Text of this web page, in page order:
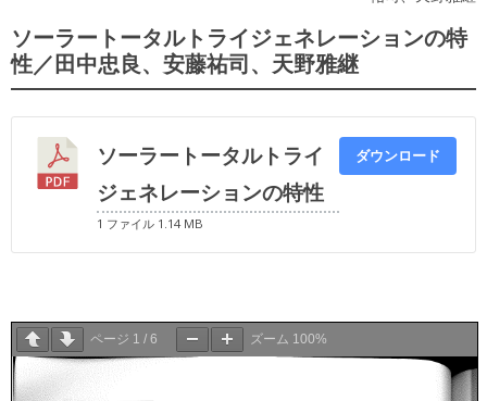
ソーラートータルトライジェネレーションの特
性／田中忠良、安藤祐司、天野雅継
ソーラートータルトライ
ジェネレーションの特性
1 ファイル 1.14 MB
ダウンロード
ページ 1 / 6 ズーム 100%